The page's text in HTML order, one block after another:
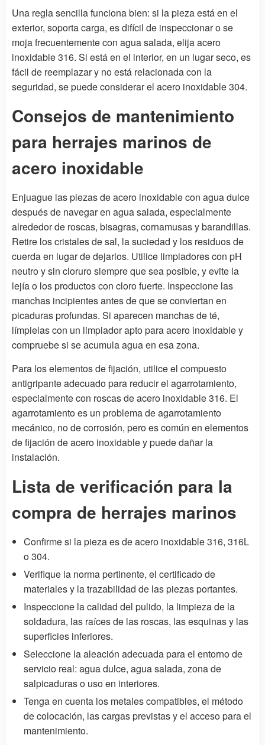
Una regla sencilla funciona bien: si la pieza está en el
exterior, soporta carga, es difícil de inspeccionar o se
moja frecuentemente con agua salada, elija acero
inoxidable 316. Si está en el interior, en un lugar seco, es
fácil de reemplazar y no está relacionada con la
seguridad, se puede considerar el acero inoxidable 304.
Consejos de mantenimiento
para herrajes marinos de
acero inoxidable
Enjuague las piezas de acero inoxidable con agua dulce
después de navegar en agua salada, especialmente
alrededor de roscas, bisagras, cornamusas y barandillas.
Retire los cristales de sal, la suciedad y los residuos de
cuerda en lugar de dejarlos. Utilice limpiadores con pH
neutro y sin cloruro siempre que sea posible, y evite la
lejía o los productos con cloro fuerte. Inspeccione las
manchas incipientes antes de que se conviertan en
picaduras profundas. Si aparecen manchas de té,
límpielas con un limpiador apto para acero inoxidable y
compruebe si se acumula agua en esa zona.
Para los elementos de fijación, utilice el compuesto
antigripante adecuado para reducir el agarrotamiento,
especialmente con roscas de acero inoxidable 316. El
agarrotamiento es un problema de agarrotamiento
mecánico, no de corrosión, pero es común en elementos
de fijación de acero inoxidable y puede dañar la
instalación.
Lista de verificación para la
compra de herrajes marinos
Confirme si la pieza es de acero inoxidable 316, 316L
o 304.
Verifique la norma pertinente, el certificado de
materiales y la trazabilidad de las piezas portantes.
Inspeccione la calidad del pulido, la limpieza de la
soldadura, las raíces de las roscas, las esquinas y las
superficies inferiores.
Seleccione la aleación adecuada para el entorno de
servicio real: agua dulce, agua salada, zona de
salpicaduras o uso en interiores.
Tenga en cuenta los metales compatibles, el método
de colocación, las cargas previstas y el acceso para el
mantenimiento.